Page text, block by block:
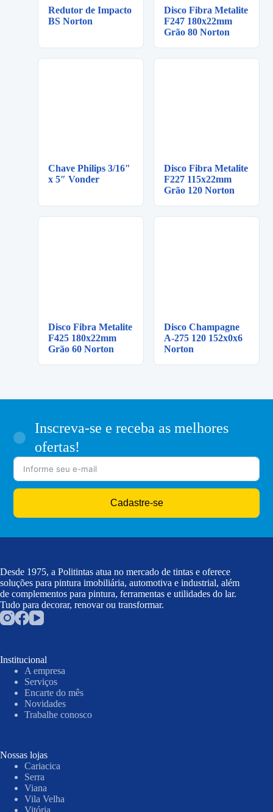
Redutor de Impacto
BS Norton
Disco Fibra Metalite
F247 180x22mm
Grão 80 Norton
Chave Philips 3/16″
x 5″ Vonder
Disco Fibra Metalite
F227 115x22mm
Grão 120 Norton
Disco Fibra Metalite
F425 180x22mm
Grão 60 Norton
Disco Champagne
A-275 120 152x0x6
Norton
Inscreva-se e receba as melhores
ofertas!
Cadastre-se
Desde 1975, a Politintas atua no mercado de tintas e oferece
soluções para pintura imobiliária, automotiva e industrial, além
de complementos para pintura, ferramentas e utilidades do lar.
Tudo para decorar, renovar ou transformar.
Institucional
A empresa
Serviços
Encarte do mês
Novidades
Trabalhe conosco
Nossas lojas
Cariacica
Serra
Viana
Vila Velha
Vitória